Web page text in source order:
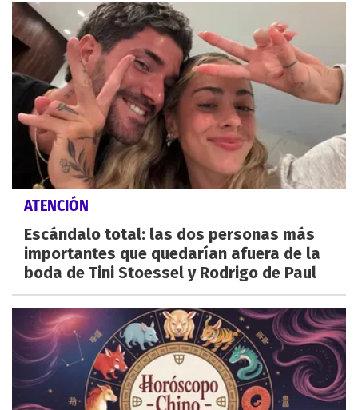
ATENCIÓN
Escándalo total: las dos personas más
importantes que quedarían afuera de la
boda de Tini Stoessel y Rodrigo de Paul